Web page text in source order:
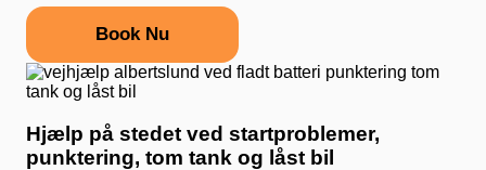
Book Nu
Hjælp på stedet ved startproblemer,
punktering, tom tank og låst bil